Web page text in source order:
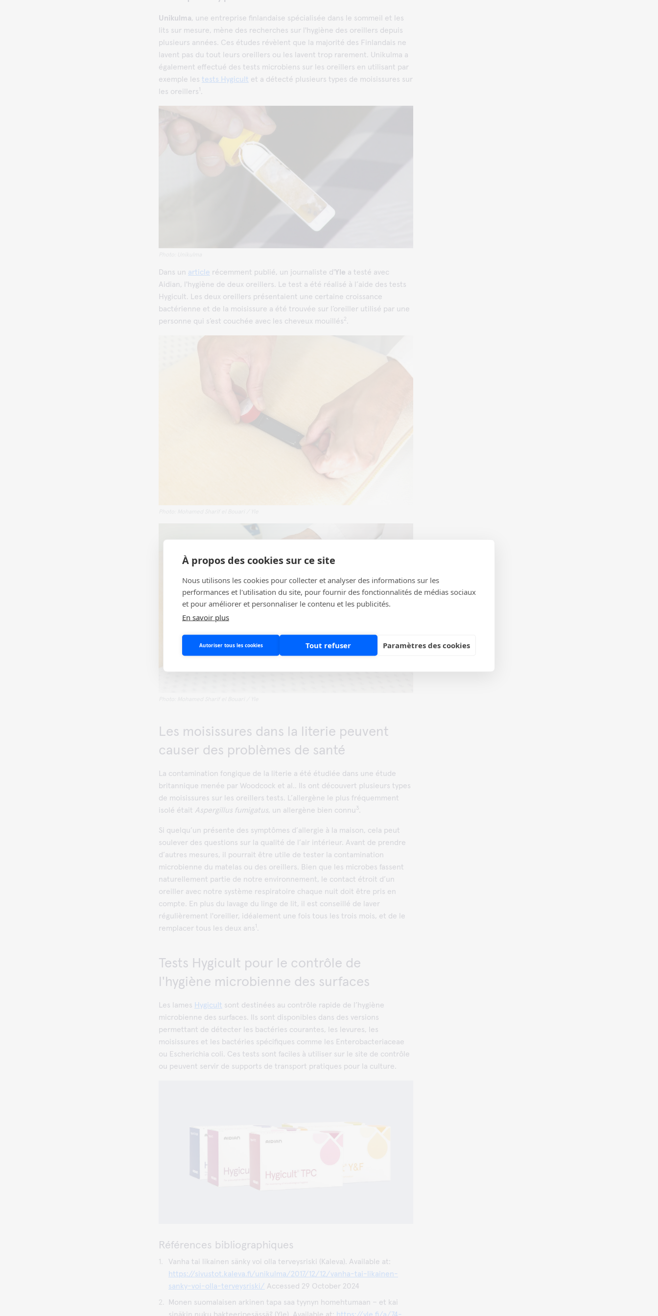
À propos des cookies sur ce site
Nous utilisons les cookies pour collecter et analyser des informations sur les
performances et l'utilisation du site, pour fournir des fonctionnalités de médias sociaux
et pour améliorer et personnaliser le contenu et les publicités.
En savoir plus
Autoriser tous les cookies Tout refuser Paramètres des cookies
Unikulma, une entreprise finlandaise spécialisée dans le sommeil et les
lits sur mesure, mène des recherches sur l'hygiène des oreillers depuis
plusieurs années. Ces études révèlent que la majorité des Finlandais ne
lavent pas du tout leurs oreillers ou les lavent trop rarement. Unikulma a
également effectué des tests microbiens sur les oreillers en utilisant par
exemple les tests Hygicult et a détecté plusieurs types de moisissures sur
les oreillers1 .
Dans un article récemment publié, un journaliste d'Yle a testé avec
Aidian, l'hygiène de deux oreillers. Le test a été réalisé à l’aide des tests
Hygicult. Les deux oreillers présentaient une certaine croissance
bactérienne et de la moisissure a été trouvée sur l’oreiller utilisé par une
personne qui s’est couchée avec les cheveux mouillés2.
Les moisissures dans la literie peuvent
causer des problèmes de santé
La contamination fongique de la literie a été étudiée dans une étude
britannique menée par Woodcock et al.. Ils ont découvert plusieurs types
de moisissures sur les oreillers tests. L’allergène le plus fréquemment
isolé était Aspergillus fumigatus, un allergène bien connu3.
Si quelqu’un présente des symptômes d’allergie à la maison, cela peut
soulever des questions sur la qualité de l’air intérieur. Avant de prendre
d’autres mesures, il pourrait être utile de tester la contamination
microbienne du matelas ou des oreillers. Bien que les microbes fassent
naturellement partie de notre environnement, le contact étroit d’un
oreiller avec notre système respiratoire chaque nuit doit être pris en
compte. En plus du lavage du linge de lit, il est conseillé de laver
régulièrement l'oreiller, idéalement une fois tous les trois mois, et de le
remplacer tous les deux ans1 .
Tests Hygicult pour le contrôle de
l'hygiène microbienne des surfaces
Les lames Hygicult sont destinées au contrôle rapide de l’hygiène
microbienne des surfaces. Ils sont disponibles dans des versions
permettant de détecter les bactéries courantes, les levures, les
moisissures et les bactéries spécifiques comme les Enterobacteriaceae
ou Escherichia coli. Ces tests sont faciles à utiliser sur le site de contrôle
ou peuvent servir de supports de transport pratiques pour la culture.
Références bibliographiques
Vanha tai likainen sänky voi olla terveysriski (Kaleva). Available at:
https://sivustot.kaleva.fi/unikulma/2017/12/12/vanha-tai-likainen-
sanky-voi-olla-terveysriski/ Accessed 29 October 2024
Monen suomalaisen arkinen tapa saa tyynyn homehtumaan – et kai
sinäkin nuku bakteeripesässä? (Yle). Available at: https://yle.fi/a/74-